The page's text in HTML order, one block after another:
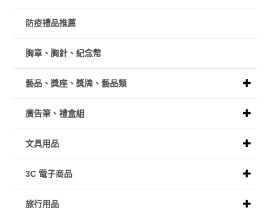
防疫禮品推薦
胸章、胸針、紀念幣
藝品、獎座、獎牌、藝品類
廣告筆、禮盒組
文具用品
3C 電子商品
旅行用品